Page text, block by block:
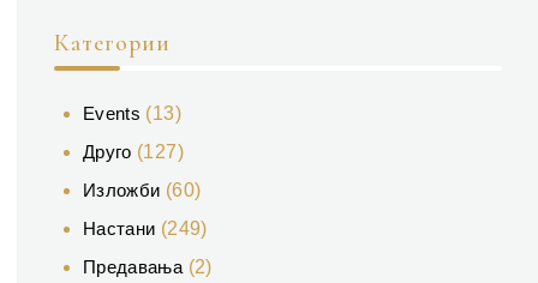
Категории
Events (13)
Друго (127)
Изложби (60)
Настани (249)
Предавања(2)